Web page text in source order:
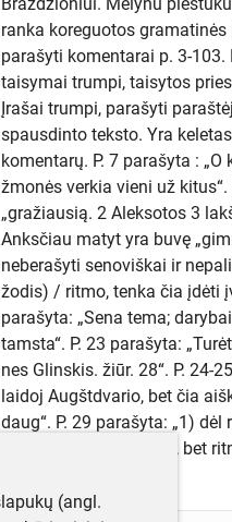
ranka koreguotos
parašyti komentarai p. 3-103.
taisymai trumpi, taisytos
Įrašai trumpi, parašyti
spausdinto teksto. Yra
komentarų. P. 7 parašyta : „O
žmonės verkia vieni už kitus“.
„gražiausią. 2 Aleksotos 3
Anksčiau matyt yra buvę
neberašyti senoviškai ir
žodis) / ritmo, tenka čia įdėti
parašyta: „Sena tema;
tamsta“. P. 23 parašyta:
nes Glinskis. žiūr. 28“. P. 24-
laidoj Augštdvario, bet čia
daug“. P. 29 parašyta: „1)
atminsi / 2) vargdienis, bet
(angl.